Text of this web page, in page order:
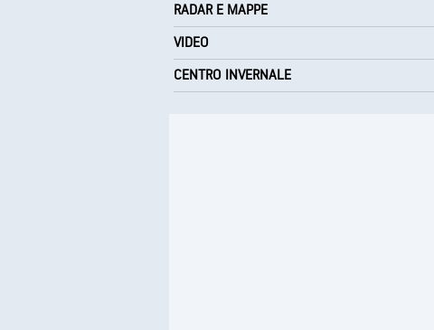
RADAR E MAPPE
VIDEO
CENTRO INVERNALE